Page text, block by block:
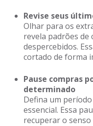
Revise seus
Olhar para os
revela padrões de
despercebidos.
cortado de forma
Pause compras
determinado
Defina um
essencial. Essa
recuperar o